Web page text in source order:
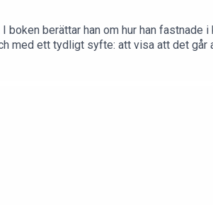
boken berättar han om hur han fastnade
med ett tydligt syfte: att visa att det går
baksida och de konsekvenser som
våld blivit ett språk, en falsk